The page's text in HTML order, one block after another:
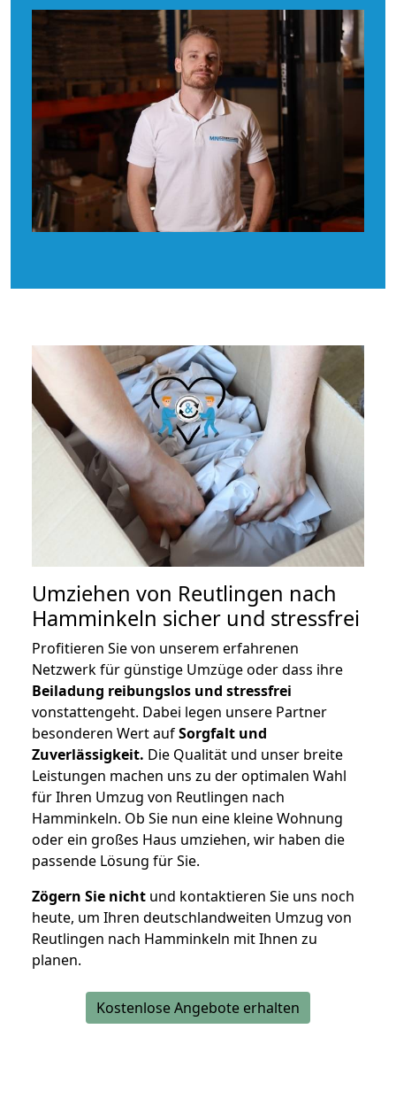
Umziehen von Reutlingen nach
Hamminkeln sicher und stressfrei
Profitieren Sie von unserem erfahrenen
Netzwerk für günstige Umzüge oder dass ihre
Beiladung reibungslos und stressfrei
vonstattengeht. Dabei legen unsere Partner
besonderen Wert aufSorgfalt und
Zuverlässigkeit. Die Qualität und unser breite
Leistungen machen uns zu der optimalen Wahl
für Ihren Umzug von Reutlingen nach
Hamminkeln. Ob Sie nun eine kleine Wohnung
oder ein großes Haus umziehen, wir haben die
passende Lösung für Sie.
Zögern Sie nicht und kontaktieren Sie uns noch
heute, um Ihren deutschlandweiten Umzug von
Reutlingen nach Hamminkeln mit Ihnen zu
planen.
Kostenlose Angebote erhalten